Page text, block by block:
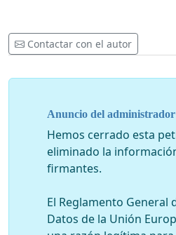
"LA ELECCION
Por favor al firmar es
D.N.I, pueden optar por hacer
Agradecemos infinitamente
Contactar con el autor
Anuncio del administrador
Hemos cerrado esta
eliminado la
firmantes.
El Reglamento General
Datos de la Unión